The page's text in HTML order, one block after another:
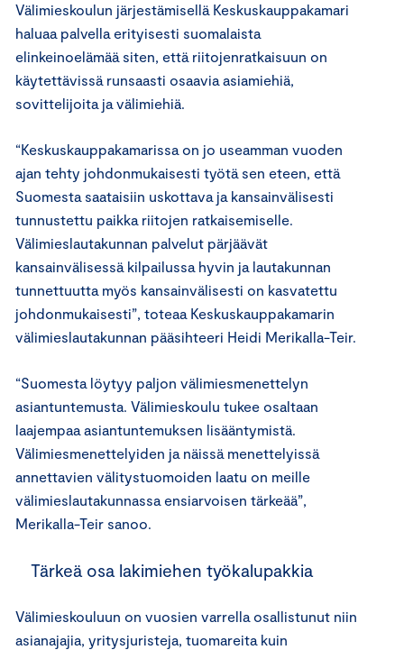
Välimieskoulun järjestämisellä Keskuskauppakamari
haluaa palvella erityisesti suomalaista
elinkeinoelämää siten, että riitojenratkaisuun on
käytettävissä runsaasti osaavia asiamiehiä,
sovittelijoita ja välimiehiä.
“Keskuskauppakamarissa on jo useamman vuoden
ajan tehty johdonmukaisesti työtä sen eteen, että
Suomesta saataisiin uskottava ja kansainvälisesti
tunnustettu paikka riitojen ratkaisemiselle.
Välimieslautakunnan palvelut pärjäävät
kansainvälisessä kilpailussa hyvin ja lautakunnan
tunnettuutta myös kansainvälisesti on kasvatettu
johdonmukaisesti”, toteaa Keskuskauppakamarin
välimieslautakunnan pääsihteeri Heidi Merikalla-Teir.
“Suomesta löytyy paljon välimiesmenettelyn
asiantuntemusta. Välimieskoulu tukee osaltaan
laajempaa asiantuntemuksen lisääntymistä.
Välimiesmenettelyiden ja näissä menettelyissä
annettavien välitystuomoiden laatu on meille
välimieslautakunnassa ensiarvoisen tärkeää”,
Merikalla-Teir sanoo.
Tärkeä osa lakimiehen työkalupakkia
Välimieskouluun on vuosien varrella osallistunut niin
asianajajia, yritysjuristeja, tuomareita kuin